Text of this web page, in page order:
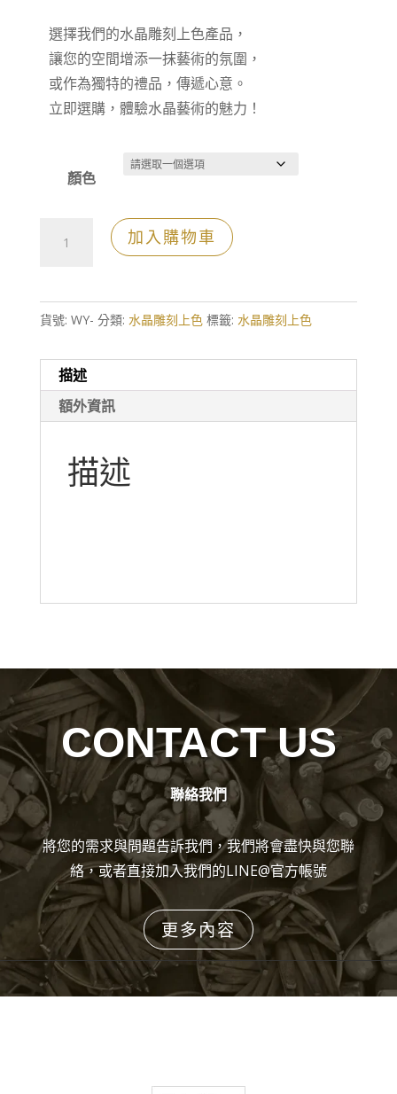
選擇我們的水晶雕刻上色產品，
讓您的空間增添一抹藝術的氛圍，
或作為獨特的禮品，傳遞心意。
立即選購，體驗水晶藝術的魅力！
顏色
刻
上
加入購物車
貨號: WY- 分類: 水晶雕刻上色 標籤: 水晶雕刻上色
描述
額外資訊
描述
CONTACT US
聯絡我們
將您的需求與問題告訴我們，我們將會盡快與您聯
絡，或者直接加入我們的LINE@官方帳號
更多內容